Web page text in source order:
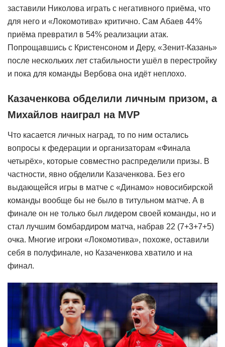
заставили Николова играть с негативного приёма, что
для него и «Локомотива» критично. Сам Абаев 44%
приёма превратил в 54% реализации атак.
Попрощавшись с Кристенсоном и Деру, «Зенит-Казань»
после нескольких лет стабильности ушёл в перестройку
и пока для команды Вербова она идёт неплохо.
Казаченкова обделили личным призом, а
Михайлов наиграл на MVP
Что касается личных наград, то по ним остались
вопросы к федерации и организаторам «Финала
четырёх», которые совместно распределили призы. В
частности, явно обделили Казаченкова. Без его
выдающейся игры в матче с «Динамо» новосибирской
команды вообще бы не было в титульном матче. А в
финале он не только был лидером своей команды, но и
стал лучшим бомбардиром матча, набрав 22 (7+3+7+5)
очка. Многие игроки «Локомотива», похоже, оставили
себя в полуфинале, но Казаченкова хватило и на
финал.